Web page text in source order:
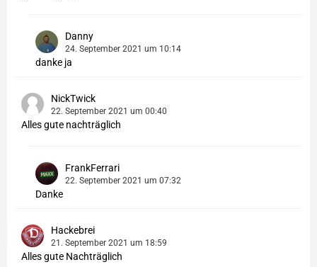
Danny
24. September 2021 um 10:14
danke ja
NickTwick
22. September 2021 um 00:40
Alles gute nachträglich
FrankFerrari
22. September 2021 um 07:32
Danke
Hackebrei
21. September 2021 um 18:59
Alles gute Nachträglich